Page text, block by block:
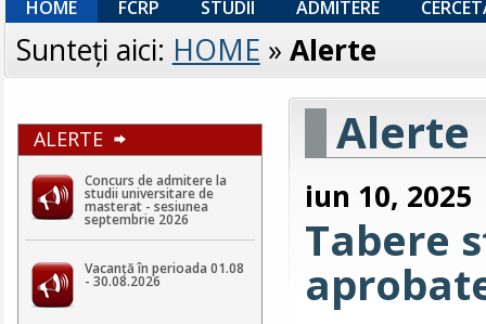
HOME FCRP STUDII ADMITERE
Sunteţi aici: HOME » Alerte
ALERTE
Concurs de admitere la
studii universitare de
masterat - sesiunea
septembrie 2026
Vacanță în perioada 01.08
- 30.08.2026
Alerte
iun 10, 2025
Tabere